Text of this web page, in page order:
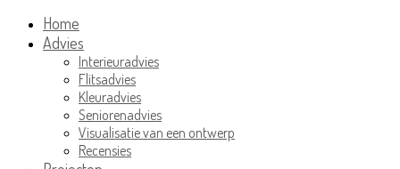
Home
Advies
Interieuradvies
Flitsadvies
Kleuradvies
Seniorenadvies
Visualisatie van een ontwerp
Recensies